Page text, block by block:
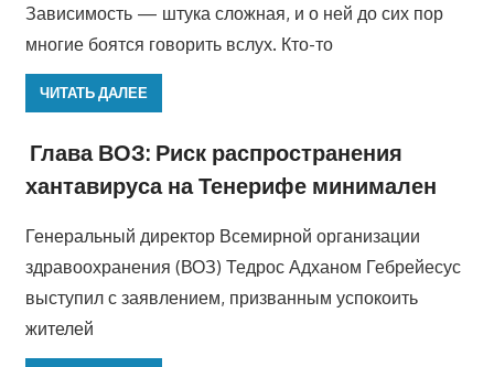
Зависимость — штука сложная, и о ней до сих пор
многие боятся говорить вслух. Кто-то
ЧИТАТЬ ДАЛЕЕ
Глава ВОЗ: Риск распространения
хантавируса на Тенерифе минимален
Генеральный директор Всемирной организации
здравоохранения (ВОЗ) Тедрос Адханом Гебрейесус
выступил с заявлением, призванным успокоить
жителей